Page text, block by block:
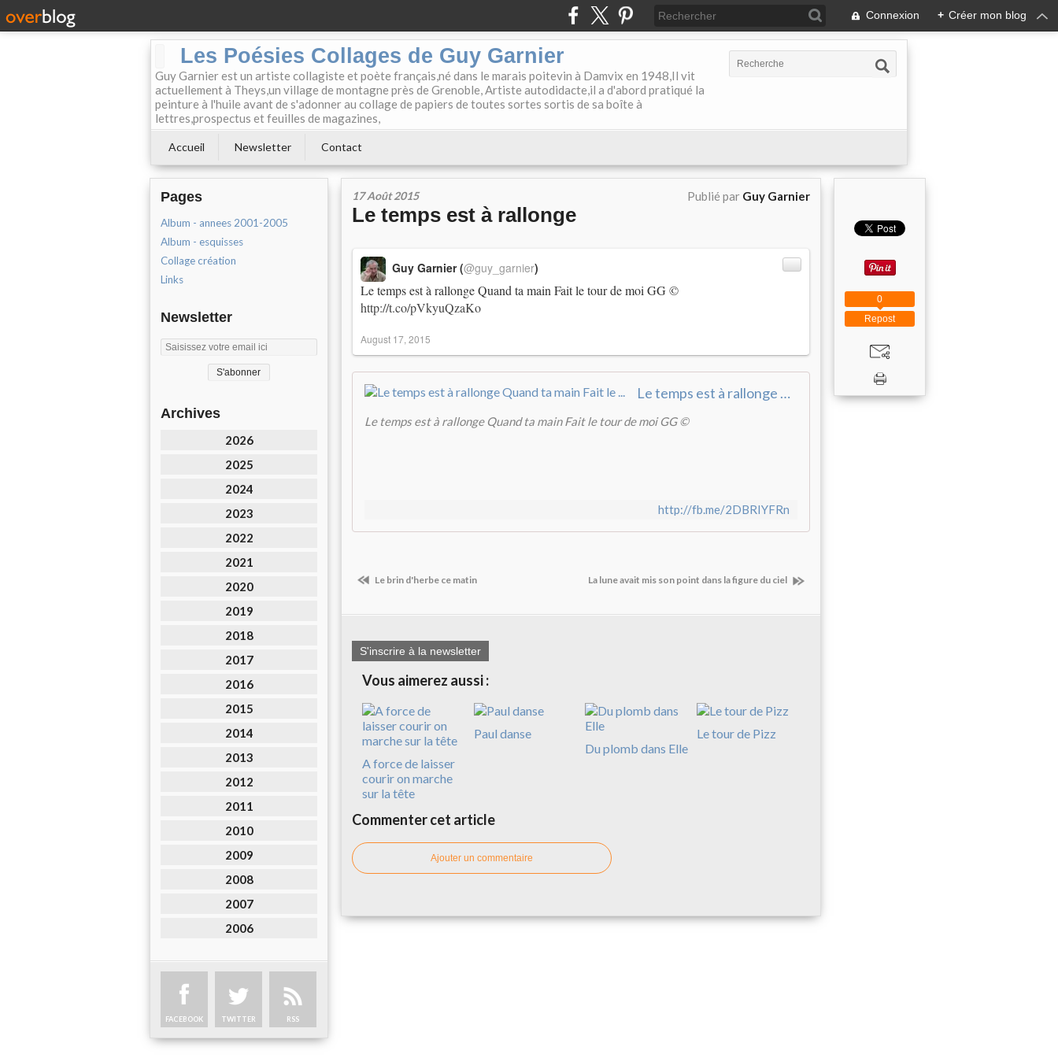
Connexion + Créer mon blog
Les Poésies Collages de Guy Garnier
Guy Garnier est un artiste collagiste et poète français,né dans le marais poitevin à Damvix en 1948,Il vit
actuellement à Theys,un village de montagne près de Grenoble, Artiste autodidacte,il a d'abord pratiqué la
peinture à l'huile avant de s'adonner au collage de papiers de toutes sortes sortis de sa boîte à
lettres,prospectus et feuilles de magazines,
Accueil Newsletter Contact
Pages
Album - annees 2001-2005
Album - esquisses
Collage création
Links
Newsletter
Archives
2026
2025
2024
2023
2022
2021
2020
2019
2018
2017
2016
2015
2014
2013
2012
2011
2010
2009
2008
2007
2006
FACEBOOK TWITTER RSS
17 Août 2015 Publié par Guy Garnier
Le temps est à rallonge
Le temps est à rallonge Quand ta main Fait le tour de moi GG ©
http://t.co/pVkyuQzaKo
Guy Garnier (@guy_garnier)
August 17, 2015
Le temps est à rallonge Quand ta main Fait le ...
Le temps est à rallonge Quand ta main Fait le tour de moi GG ©
http://fb.me/2DBRIYFRn
Le brin d'herbe ce matin La lune avait mis son point dans la figure du ciel
S'inscrire à la newsletter
Vous aimerez aussi :
A force de laisser
courir on marche
sur la tête
Paul danse
Du plomb dans Elle
Le tour de Pizz
Commenter cet article
Ajouter un commentaire
Repost
0